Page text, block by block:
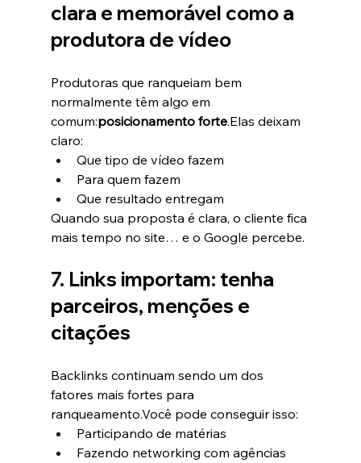
clara e memorável como a
produtora de vídeo
Produtoras que ranqueiam bem
normalmente têm algo em
comum:posicionamento forte.Elas deixam
claro:
Que tipo de vídeo fazem
Para quem fazem
Que resultado entregam
Quando sua proposta é clara, o cliente fica
mais tempo no site… e o Google percebe.
7. Links importam: tenha
parceiros, menções e
citações
Backlinks continuam sendo um dos
fatores mais fortes para
ranqueamento.Você pode conseguir isso:
Participando de matérias
Fazendo networking com agências